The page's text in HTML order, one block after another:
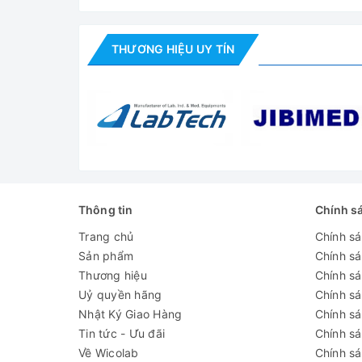
Đánh giá
THƯƠNG HIỆU UY TÍN
Thông tin
Trang chủ
Sản phẩm
Thương hiệu
Uỷ quyền hãng
Nhật Ký Giao Hàng
Tin tức - Ưu đãi
Về Wicolab
Chính
Chính
Chính
Chính
Chính
Chính
Chính
Chính